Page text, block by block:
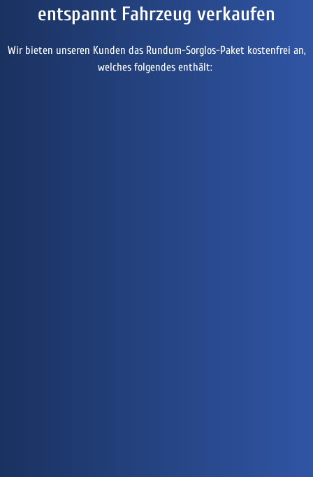
entspannt Fahrzeug verkaufen
Wir bieten unseren Kunden das Rundum-Sorglos-Paket kostenfrei an,
welches folgendes enthält: